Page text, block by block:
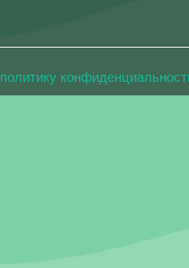
политику